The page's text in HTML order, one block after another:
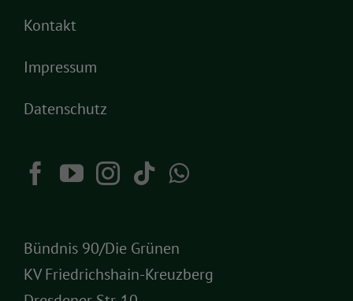
Kontakt
Impressum
Datenschutz
Bündnis 90/Die Grünen
KV Friedrichshain-Kreuzberg